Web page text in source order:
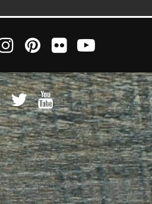
reserved Partita Iva 10890471005 Witaly
n. 95/2011 del 4/4/2011 – Tutti i diritti